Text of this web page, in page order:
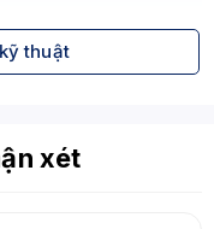
hoặc tương
thuật
xét